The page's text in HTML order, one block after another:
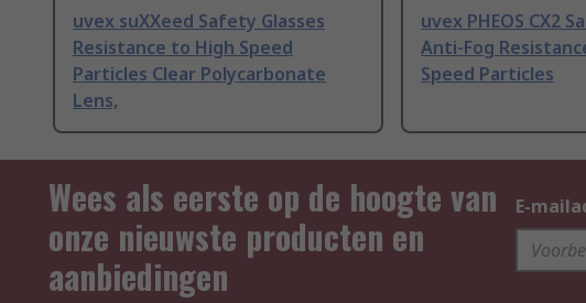
uvex suXXeed Safety Glasses
Resistance to High Speed
Particles Clear Polycarbonate
Lens,
uvex PHEOS CX2
Anti-Fog
Speed Particles
Wees als eerste op de hoogte van
onze nieuwste producten en
aanbiedingen
E-